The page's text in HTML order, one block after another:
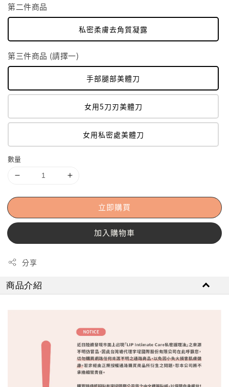
第二件商品
私密柔膚去角質凝露
第三件商品 (請擇一)
手部腿部美體刀
女用5刀刃美體刀
女用私密處美體刀
數量
立即購買
加入購物車
分享
商品介紹